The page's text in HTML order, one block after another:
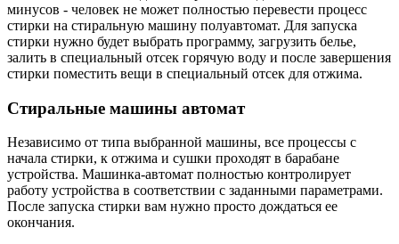
минусов - человек не может полностью перевести процесс
стирки на стиральную машину полуавтомат. Для запуска
стирки нужно будет выбрать программу, загрузить белье,
залить в специальный отсек горячую воду и после завершения
стирки поместить вещи в специальный отсек для отжима.
Стиральные машины автомат
Независимо от типа выбранной машины, все процессы с
начала стирки, к отжима и сушки проходят в барабане
устройства. Машинка-автомат полностью контролирует
работу устройства в соответствии с заданными параметрами.
После запуска стирки вам нужно просто дождаться ее
окончания.